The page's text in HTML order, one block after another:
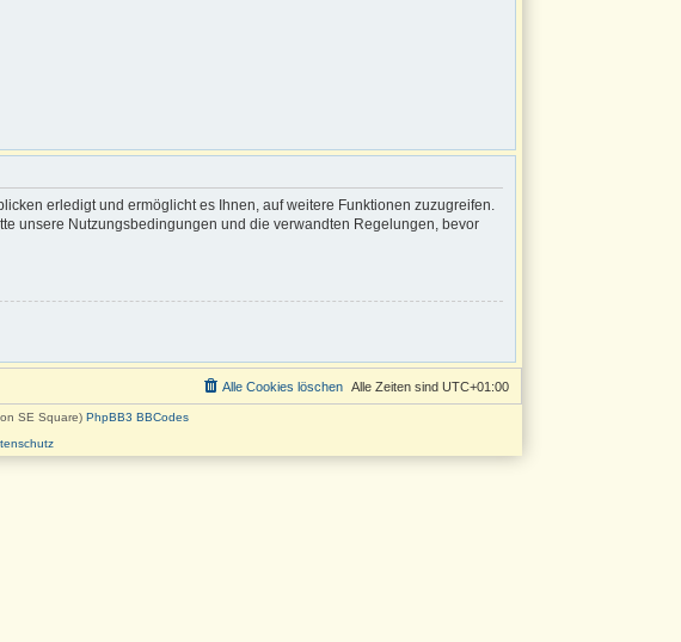
erledigt und ermöglicht es Ihnen, auf weitere Funktionen zuzugreifen.
unsere Nutzungsbedingungen und die verwandten Regelungen, bevor
Alle Zeiten sind UTC+01:00
Alle Cookies löschen
SE Square) PhpBB3 BBCodes